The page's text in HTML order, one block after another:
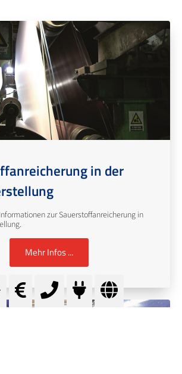
in der
zur Sauerstoffanreicherung in
Mehr Infos ...